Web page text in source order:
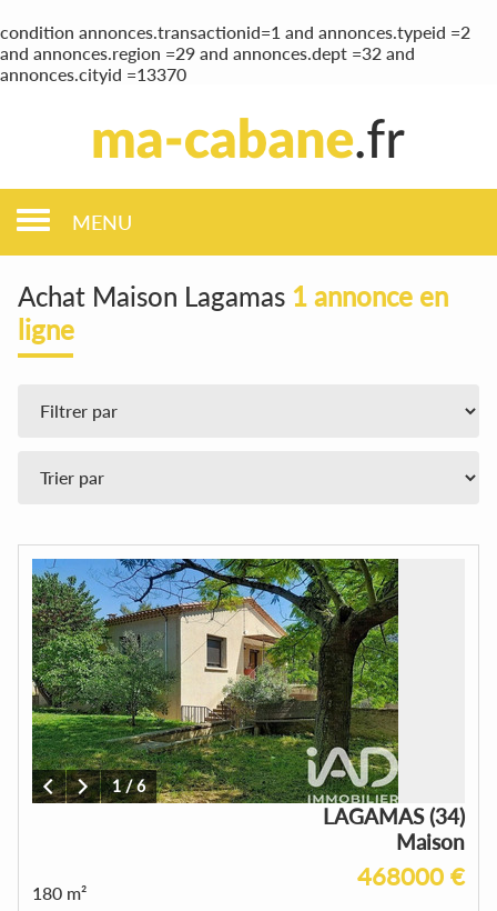
condition annonces.transactionid=1 and annonces.typeid =2
and annonces.region =29 and annonces.dept =32 and
annonces.cityid =13370
MENU
Achat Maison Lagamas 1 annonce en
ligne
1/6
LAGAMAS (34)
Maison
468000 €
180 m²